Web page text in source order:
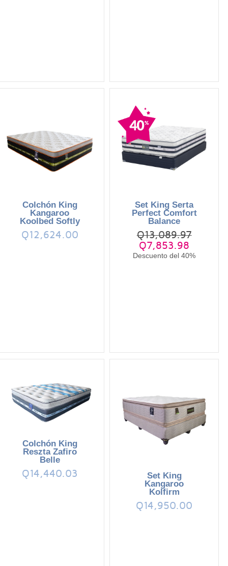
Colchón King
Kangaroo
Koolbed Softly
Q12,624.00
Set King Serta
Perfect Comfort
Balance
Q13,089.97
Q7,853.98
Descuento del 40%
Colchón King
Reszta Zafiro
Belle
Q14,440.03
Set King
Kangaroo
Kolfirm
Q14,950.00